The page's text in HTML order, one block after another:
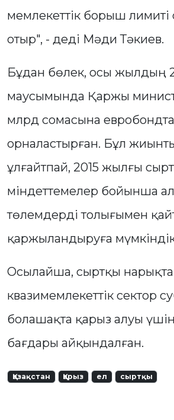
мемлекеттік борыш лимиті
отыр", - деді Мәди Тәкиев.
Бұдан бөлек, осы жылдың
маусымында Қаржы
млрд сомасына
орналастырған. Бұл
ұлғайтпай, 2015 жылғы
міндеттемелер бойынша
төлемдерді толығымен
қаржыландыруға
Осылайша, сыртқы нарықта
квазимемлекеттік сектор
болашақта қарыз алуы үшін
бағдары айқындалған.
Қазақстан Қарыз ел сыртқы